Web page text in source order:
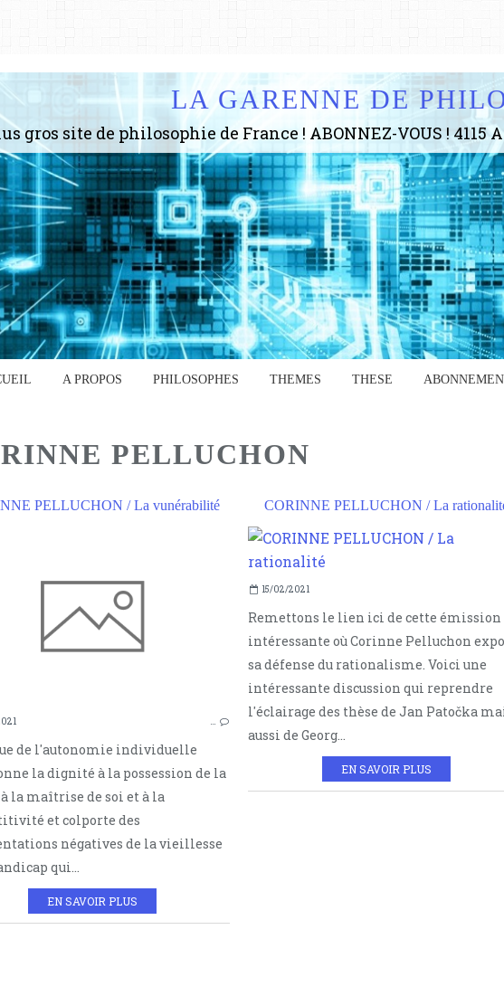
LA GARENNE DE
A PROPOS PHILOSOPHES THEMES THESE
PELLUCHON
PELLUCHON / La vunérabilité
CORINNE PELLUCHON
NOTIONS
…
de l'autonomie individuelle
la dignité à la possession de la
la maîtrise de soi et à la
et colporte des
négatives de la vieillesse
qui...
EN SAVOIR PLUS
CORINNE PELLUCHON / La
15/02/2021
Remettons le lien ici de cette émission
intéressante où Corinne Pelluchon
sa défense du rationalisme. Voici une
intéressante discussion qui reprendre
l'éclairage des thèse de Jan Patočka
aussi de Georg...
EN SAVOIR PLUS